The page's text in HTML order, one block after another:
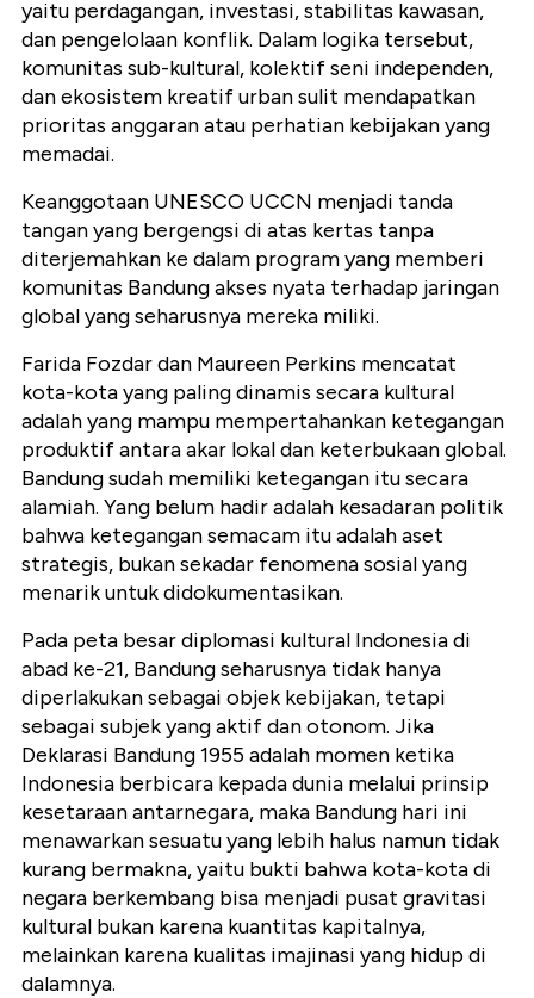
yaitu perdagangan, investasi, stabilitas kawasan,
dan pengelolaan konflik. Dalam logika tersebut,
komunitas sub-kultural, kolektif seni independen,
dan ekosistem kreatif urban sulit mendapatkan
prioritas anggaran atau perhatian kebijakan yang
memadai.
Keanggotaan UNESCO UCCN menjadi tanda
tangan yang bergengsi di atas kertas tanpa
diterjemahkan ke dalam program yang memberi
komunitas Bandung akses nyata terhadap jaringan
global yang seharusnya mereka miliki.
Farida Fozdar dan Maureen Perkins mencatat
kota-kota yang paling dinamis secara kultural
adalah yang mampu mempertahankan ketegangan
produktif antara akar lokal dan keterbukaan global.
Bandung sudah memiliki ketegangan itu secara
alamiah. Yang belum hadir adalah kesadaran politik
bahwa ketegangan semacam itu adalah aset
strategis, bukan sekadar fenomena sosial yang
menarik untuk didokumentasikan.
Pada peta besar diplomasi kultural Indonesia di
abad ke-21, Bandung seharusnya tidak hanya
diperlakukan sebagai objek kebijakan, tetapi
sebagai subjek yang aktif dan otonom. Jika
Deklarasi Bandung 1955 adalah momen ketika
Indonesia berbicara kepada dunia melalui prinsip
kesetaraan antarnegara, maka Bandung hari ini
menawarkan sesuatu yang lebih halus namun tidak
kurang bermakna, yaitu bukti bahwa kota-kota di
negara berkembang bisa menjadi pusat gravitasi
kultural bukan karena kuantitas kapitalnya,
melainkan karena kualitas imajinasi yang hidup di
dalamnya.